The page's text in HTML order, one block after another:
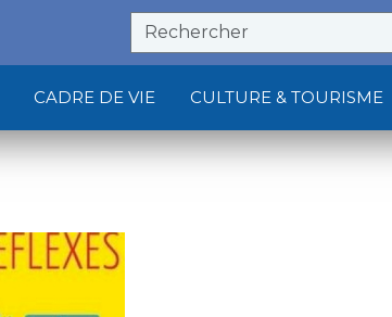
CADRE DE VIE CULTURE & TOURISME